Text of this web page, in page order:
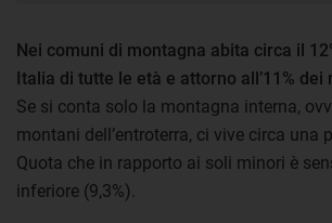
Nei comuni di montagna abita circa il
Italia di tutte le età e attorno all’11% dei
Se si conta solo la montagna interna,
montani dell’entroterra, ci vive circa una
Quota che in rapporto ai soli minori è
inferiore (9,3%).